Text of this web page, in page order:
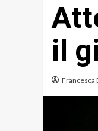
il
Francesca